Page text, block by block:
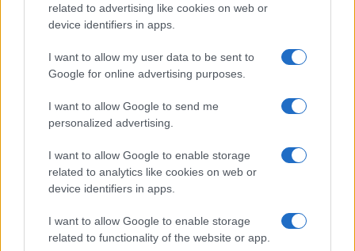
related to advertising like cookies on web or
device identifiers in apps.
I want to allow my user data to be sent to
Google for online advertising purposes.
I want to allow Google to send me
personalized advertising.
I want to allow Google to enable storage
related to analytics like cookies on web or
device identifiers in apps.
I want to allow Google to enable storage
related to functionality of the website or app.
Come i conti online stanno trasformando la gestione